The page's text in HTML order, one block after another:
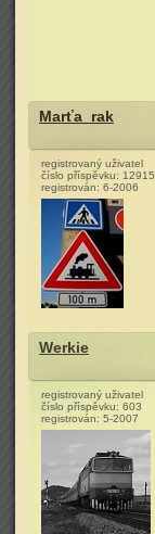
Marťa_rak
registrovaný uživatel
číslo příspěvku: 12915
registrován: 6-2006
Werkie
registrovaný uživatel
číslo příspěvku: 603
registrován: 5-2007